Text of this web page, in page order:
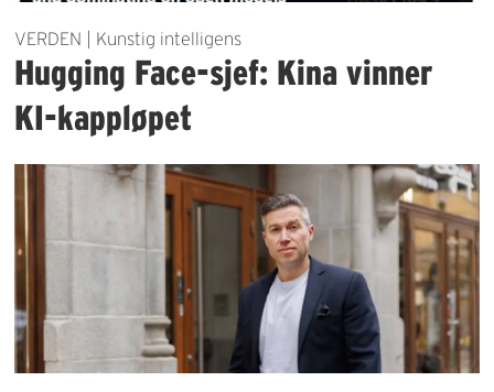
VERDEN | Kunstig intelligens
Hugging Face-sjef: Kina vinner
KI-kappløpet